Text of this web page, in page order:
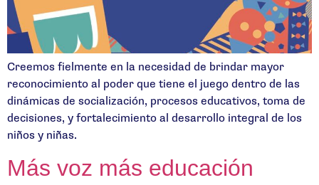
Creemos fielmente en la necesidad de brindar mayor
reconocimiento al poder que tiene el juego dentro de las
dinámicas de socialización, procesos educativos, toma de
decisiones, y fortalecimiento al desarrollo integral de los
niños y niñas.
Más voz más educación